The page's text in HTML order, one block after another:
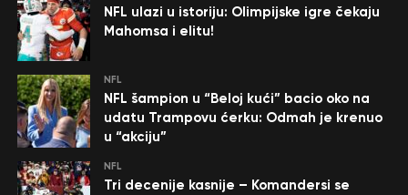
NFL ulazi u istoriju: Olimpijske igre čekaju
Mahomsa i elitu!
NFL
NFL šampion u “Beloj kući” bacio oko na
udatu Trampovu ćerku: Odmah je krenuo
u “akciju”
NFL
Tri decenije kasnije – Komandersi se